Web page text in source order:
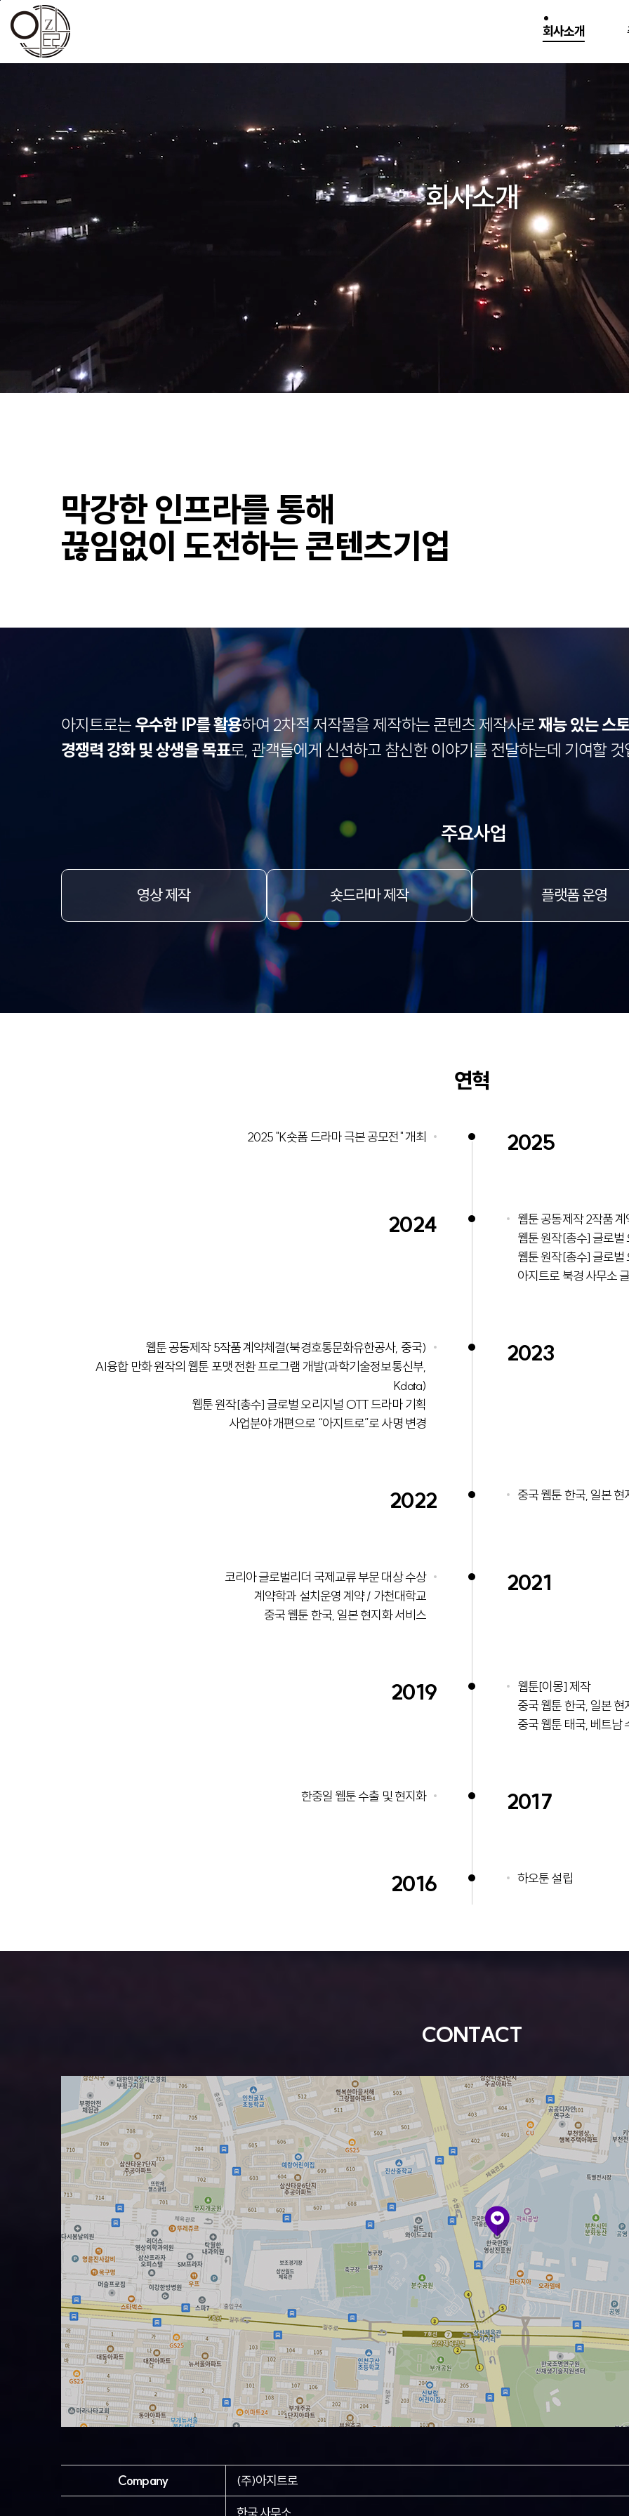
본문바로가기
회사소개
회사소개
막강한 인프라를 통해
끊임없이 도전하는 콘텐츠기업
아지트로는 우수한 IP를 활용하여 2차적 저작물을 제작하는 콘텐츠 제작사로재능 있는 스
경쟁력 강화 및 상생을 목표로, 관객들에게 신선하고 참신한 이야기를 전달하는데 기여할 것
주요사업
영상 제작 숏드라마 제작 플랫폼 운영
연혁
2025
2025 "K숏폼 드라마 극본 공모전" 개최
2024
웹툰 공동제작 2작품
웹툰 원작[총수] 글로
웹툰 원작[총수] 글로
아지트로 북경 사무소
2023
웹툰 공동제작 5작품 계약체결(북경호통문화유한공사, 중국)
AI융합 만화 원작의 웹툰 포맷 전환 프로그램 개발(과학기술정보통신부,
Kdata)
웹툰 원작[총수] 글로벌 오리지널 OTT 드라마 기획
사업분야 개편으로 “아지트로”로 사명 변경
2022 중국 웹툰 한국, 일본 현
2021
코리아 글로벌리더 국제교류 부문 대상 수상
계약학과 설치운영 계약 / 가천대학교
중국 웹툰 한국, 일본 현지화 서비스
2019
웹툰[이몽] 제작
중국 웹툰 한국, 일본 현
중국 웹툰 태국, 베트남
2017
한중일 웹툰 수출 및 현지화
2016 하오툰 설립
CONTACT
Company
(주)아지트로